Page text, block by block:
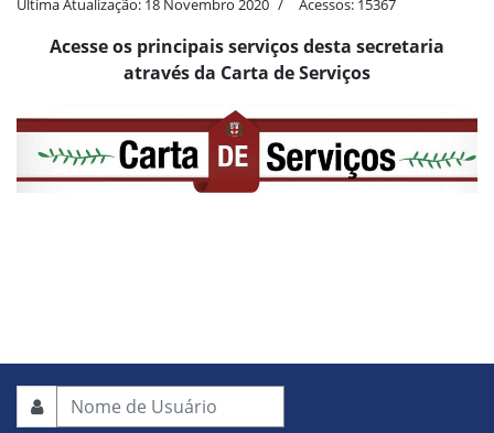
Última Atualização: 18 Novembro 2020 Acessos: 15367
Acesse os principais serviços desta secretaria
através da Carta de Serviços